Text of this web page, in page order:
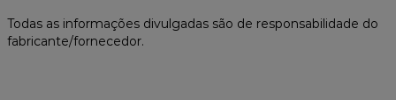
Todas as informações divulgadas são de responsabilidade do
fabricante/fornecedor.